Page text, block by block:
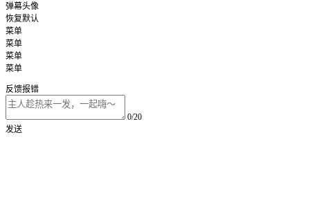
弹幕头像
恢复默认
菜单
菜单
菜单
菜单
反馈报错
0/20
发送